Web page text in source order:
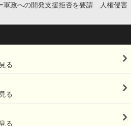
軍政への開発支援拒否を要請 人権侵害
る
る
る